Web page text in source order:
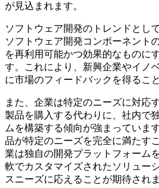
が見込まれます。
ソフトウェア開発のトレンドとし
ソフトウェア開発コンポーネント
を再利用可能かつ効果的なものに
す。これにより、新興企業やイノ
に市場のフィードバックを得るこ
また、企業は特定のニーズに対応
製品を購入する代わりに、社内で
ムを構築する傾向が強まっていま
品が特定のニーズを完全に満たす
業は独自の開発プラットフォーム
軟でカスタマイズされたソリュー
スニーズに応えることが期待されま